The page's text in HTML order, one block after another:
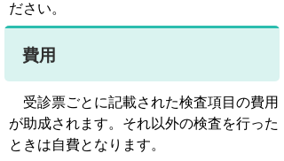
ださい。
費用
受診票ごとに記載された検査項目の費用
が助成されます。それ以外の検査を行った
ときは自費となります。